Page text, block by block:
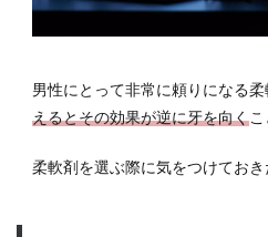
男性にとって非常に頼りになる柔
えるとその効果が逆に牙を向く
柔軟剤を選ぶ際に気をつけておき